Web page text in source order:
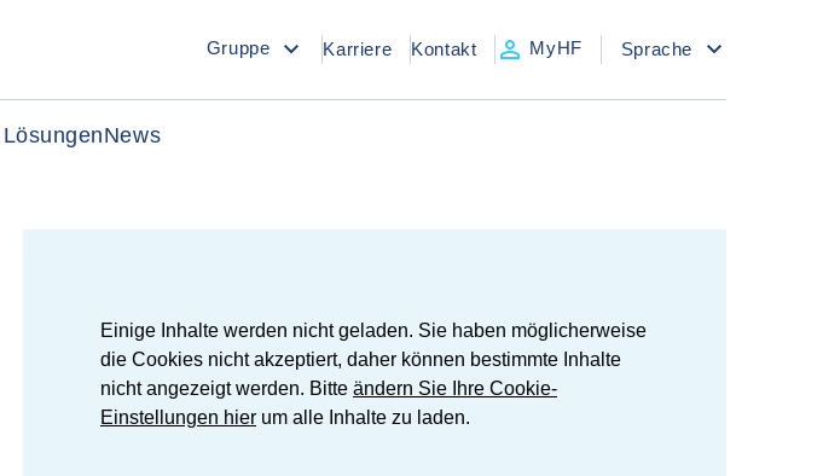
Gruppe Karriere Kontakt MyHF Sprache
News
Einige Inhalte werden nicht geladen. Sie haben möglicherweise
die Cookies nicht akzeptiert, daher können bestimmte Inhalte
nicht angezeigt werden. Bitte ändern Sie Ihre Cookie-
Einstellungen hier um alle Inhalte zu laden.